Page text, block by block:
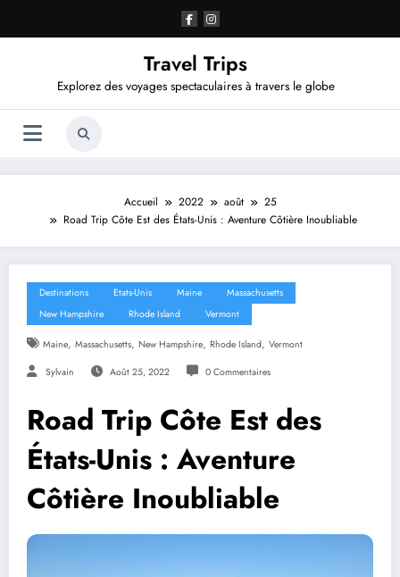
contenu
Travel Trips
Explorez des voyages spectaculaires à travers le globe
Accueil 2022 août
25
Road Trip Côte Est des États-Unis : Aventure Côtière Inoubliable
Destinations Etats-Unis Maine
Massachusetts
New Hampshire
Rhode Island Vermont
Maine, Massachusetts, New Hampshire, Rhode Island, Vermont
Sylvain Août 25, 2022 0 Commentaires
Road Trip Côte Est des
États-Unis : Aventure
Côtière Inoubliable